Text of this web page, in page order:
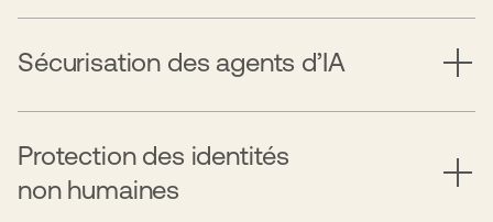
Sécurisation des agents d’IA
Protection des identités
non humaines